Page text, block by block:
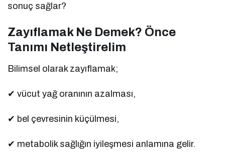
sonuç sağlar?
Zayıflamak Ne Demek? Önce
Tanımı Netleştirelim
Bilimsel olarak zayıflamak;
✔ vücut yağ oranının azalması,
✔ bel çevresinin küçülmesi,
✔ metabolik sağlığın iyileşmesi anlamına gelir.